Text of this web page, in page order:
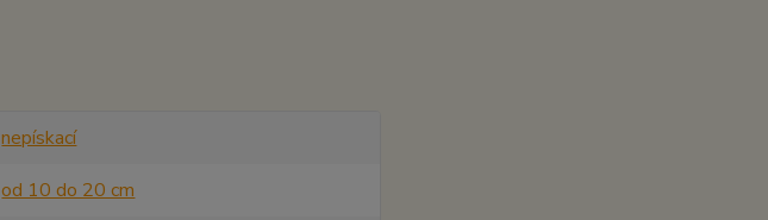
nepískací
od 10 do 20 cm